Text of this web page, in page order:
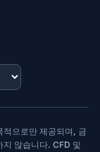
적으로만 제공되며, 금
않습니다. CFD 및